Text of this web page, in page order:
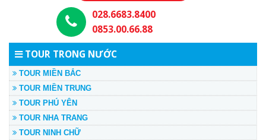
028.6683.8400
0853.00.66.88
TOUR TRONG NƯỚC
TOUR MIỀN BẮC
TOUR MIỀN TRUNG
TOUR PHÚ YÊN
TOUR NHA TRANG
TOUR NINH CHỮ